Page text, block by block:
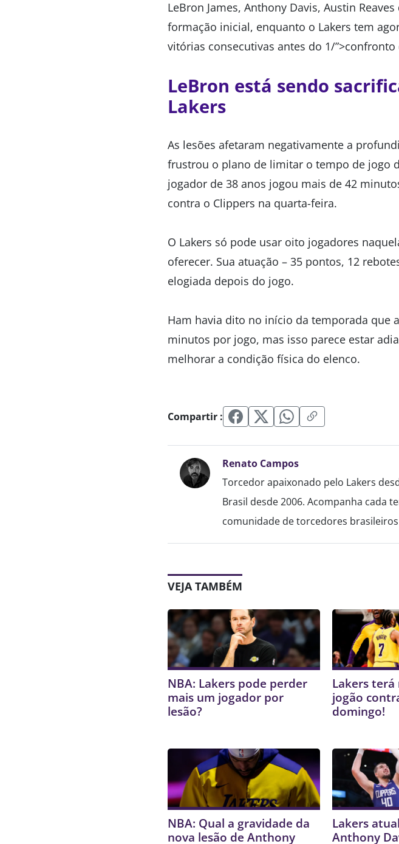
LeBron James, Anthony Davis, Austin
formação inicial, enquanto o Lakers tem
vitórias consecutivas antes do 1/
LeBron está sendo
Lakers
As lesões afetaram negativamente a
frustrou o plano de limitar o tempo de jogo
jogador de 38 anos jogou mais de 42
contra o Clippers na quarta-feira.
O Lakers só pode usar oito jogadores
oferecer. Sua atuação – 35 pontos, 12
elogiada depois do jogo.
Ham havia dito no início da temporada que
minutos por jogo, mas isso parece estar
melhorar a condição física do elenco.
Compartir :
Renato Campos
Torcedor apaixonado pelo Lakers
Brasil desde 2006. Acompanha cada
comunidade de torcedores
VEJA TAMBÉM
NBA: Lakers pode perder
mais um jogador por
lesão?
Lakers
jogão
domingo!
NBA: Qual a gravidade da
nova lesão de Anthony
Lakers
Anthony